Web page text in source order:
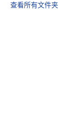
查看所有文件夹